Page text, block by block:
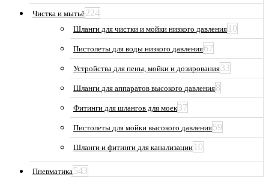
Чистка и мытьё224
Шланги для чистки и мойки низкого давления 10
Пистолеты для воды низкого давления67
Устройства для пены, мойки и дозирования33
Шланги для аппаратов высокого давления8
Фитинги для шлангов для моек37
Пистолеты для мойки высокого давления59
Шланги и фитинги для канализации 10
Пневматика543